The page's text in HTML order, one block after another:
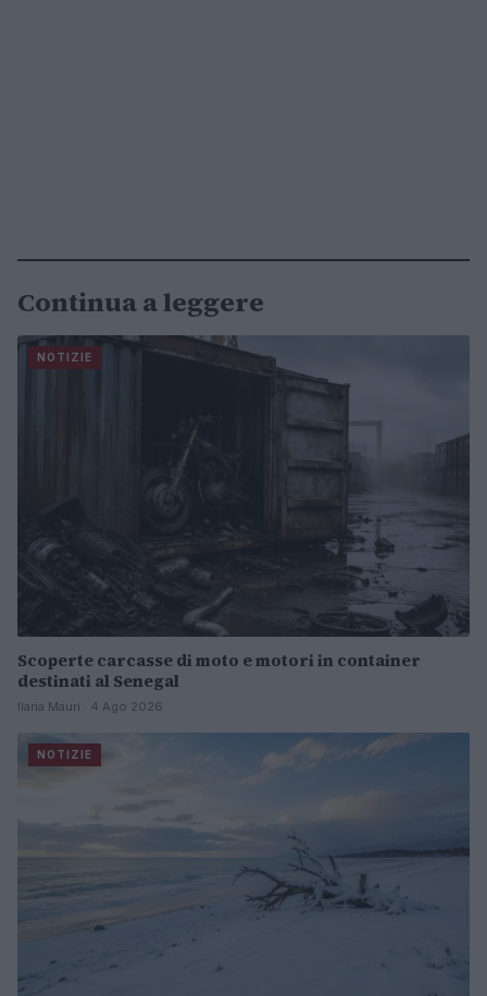
Continua a leggere
NOTIZIE
Scoperte carcasse di moto e motori in container
destinati al Senegal
Ilaria Mauri · 4 Ago 2026
NOTIZIE